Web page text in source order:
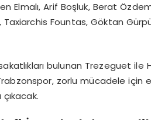
Elmalı, Arif Boşluk, Berat
Taxiarchis Fountas, Göktan
bulunan Trezeguet ile
zorlu mücadele için